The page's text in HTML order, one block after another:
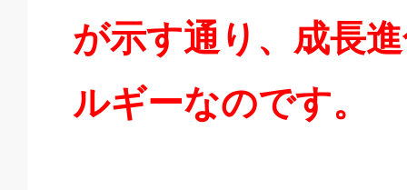
が示す通り、成長
ルギーなのです。